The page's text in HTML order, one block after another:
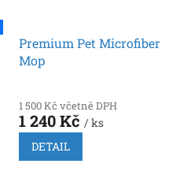
Premium Pet Microfiber
Mop
1 500 Kč včetně DPH
1 240 Kč / ks
DETAIL